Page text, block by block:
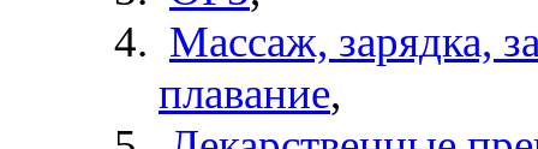
Массаж, зарядка,
плавание,